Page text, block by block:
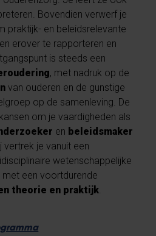
Bovendien verwerf je
praktijk- en beleidsrelevante
erover te rapporteren en
is steeds een
, met nadruk op de
van ouderen en de gunstige
op de samenleving. De
om je vaardigheden als
en beleidsmaker
vertrek je vanuit een
wetenschappelijke
een voortdurende
theorie en praktijk.